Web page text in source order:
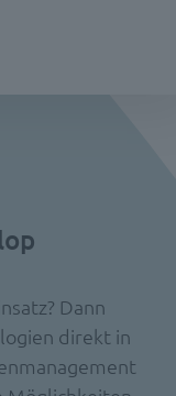
Dann
direkt in